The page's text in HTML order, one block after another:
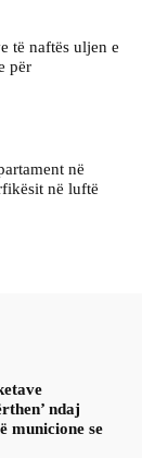
të naftës uljen e
për
në
në luftë
ndaj
municione se